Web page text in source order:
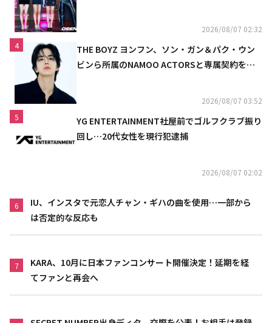
2026/08/07 02:32
4
THE BOYZ ヨンフン、ソン・ガン＆パク・ウン
ビンら所属のNAMOO ACTORSと専属契約を締
2026/08/07 03:52
5
YG ENTERTAINMENT社屋前でゴルフクラブ振り
回し…20代女性を現行犯逮捕
2026/08/07 02:02
6
IU、インスタで元恋人チャン・ギハの曲を使用…一部から
は否定的な反応も
7
KARA、10月に日本ファンコンサート開催決定！延期を経
てファンと再会へ